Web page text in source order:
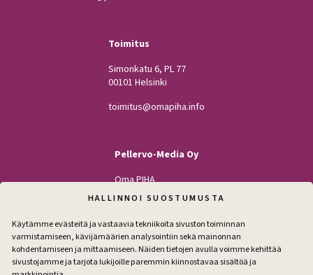
HALLINNOI SUOSTUMUSTA
Käytämme evästeitä ja vastaavia tekniikoita sivuston toiminnan
varmistamiseen, kävijämäärien analysointiin sekä mainonnan
kohdentamiseen ja mittaamiseen. Näiden tietojen avulla voimme kehittää
sivustojamme ja tarjota lukijoille paremmin kiinnostavaa sisältöä ja
Toimitus
Simonkatu 6, PL 77
00101 Helsinki
toimitus@omapiha.info
Pellervo-Media Oy
Oma PIHA
Kodin Pellervo
Maatilan Pellervo